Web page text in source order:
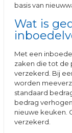
basis van
Wat is
Met een
zaken die tot de
verzekerd. Bij
worden
standaard
bedrag
nieuwe keuken.
verzekerd.